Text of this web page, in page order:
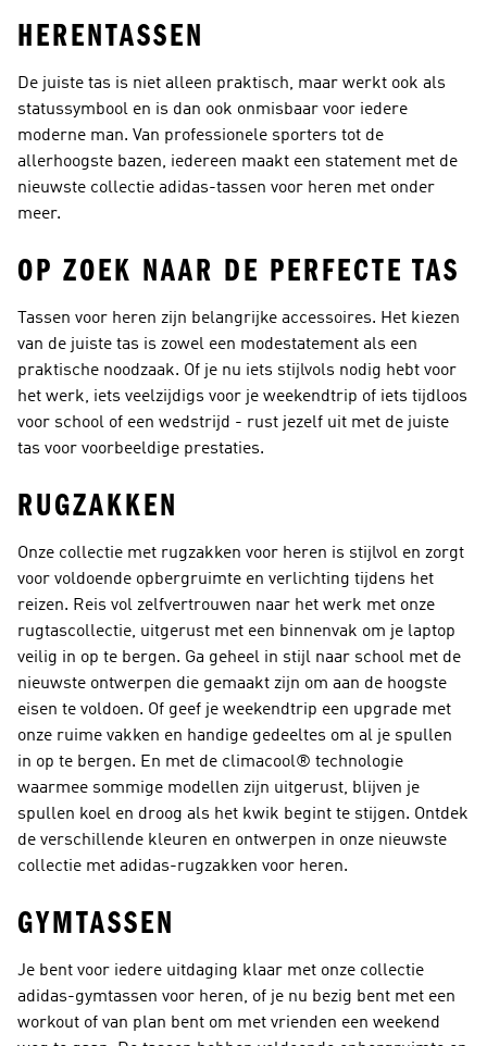
HERENTASSEN
De juiste tas is niet alleen praktisch, maar werkt ook als
statussymbool en is dan ook onmisbaar voor iedere
moderne man. Van professionele sporters tot de
allerhoogste bazen, iedereen maakt een statement met de
nieuwste collectie adidas-tassen voor heren met onder
meer.
OP ZOEK NAAR DE PERFECTE TAS
Tassen voor heren zijn belangrijke accessoires. Het kiezen
van de juiste tas is zowel een modestatement als een
praktische noodzaak. Of je nu iets stijlvols nodig hebt voor
het werk, iets veelzijdigs voor je weekendtrip of iets tijdloos
voor school of een wedstrijd - rust jezelf uit met de juiste
tas voor voorbeeldige prestaties.
RUGZAKKEN
Onze collectie met rugzakken voor heren is stijlvol en zorgt
voor voldoende opbergruimte en verlichting tijdens het
reizen. Reis vol zelfvertrouwen naar het werk met onze
rugtascollectie, uitgerust met een binnenvak om je laptop
veilig in op te bergen. Ga geheel in stijl naar school met de
nieuwste ontwerpen die gemaakt zijn om aan de hoogste
eisen te voldoen. Of geef je weekendtrip een upgrade met
onze ruime vakken en handige gedeeltes om al je spullen
in op te bergen. En met de climacool® technologie
waarmee sommige modellen zijn uitgerust, blijven je
spullen koel en droog als het kwik begint te stijgen. Ontdek
de verschillende kleuren en ontwerpen in onze nieuwste
collectie met adidas-rugzakken voor heren.
GYMTASSEN
Je bent voor iedere uitdaging klaar met onze collectie
adidas-gymtassen voor heren, of je nu bezig bent met een
workout of van plan bent om met vrienden een weekend